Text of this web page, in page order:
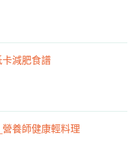
減肥食譜
養師健康輕料理